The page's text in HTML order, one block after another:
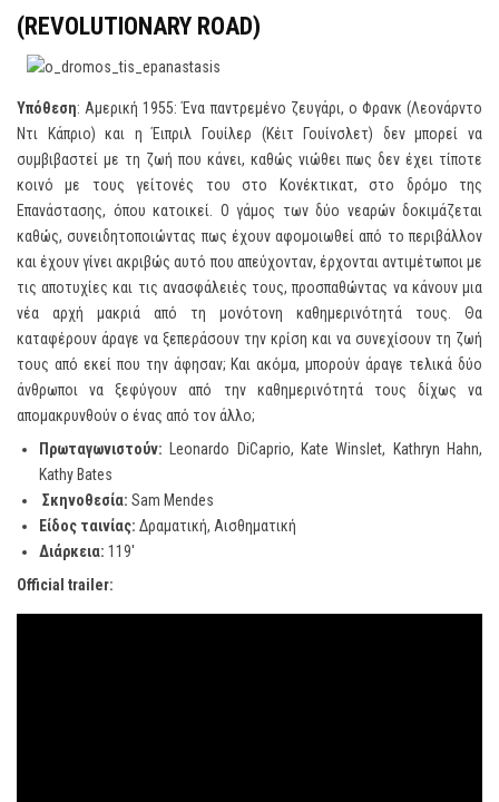
(REVOLUTIONARY ROAD)
Υπόθεση: Αμερική 1955: Ένα παντρεμένο ζευγάρι, ο Φρανκ (Λεονάρντο
Ντι Κάπριο) και η Έιπριλ Γουίλερ (Κέιτ Γουίνσλετ) δεν μπορεί να
συμβιβαστεί με τη ζωή που κάνει, καθώς νιώθει πως δεν έχει τίποτε
κοινό με τους γείτονές του στο Κονέκτικατ, στο δρόμο της
Επανάστασης, όπου κατοικεί. Ο γάμος των δύο νεαρών δοκιμάζεται
καθώς, συνειδητοποιώντας πως έχουν αφομοιωθεί από το περιβάλλον
και έχουν γίνει ακριβώς αυτό που απεύχονταν, έρχονται αντιμέτωποι με
τις αποτυχίες και τις ανασφάλειές τους, προσπαθώντας να κάνουν μια
νέα αρχή μακριά από τη μονότονη καθημερινότητά τους. Θα
καταφέρουν άραγε να ξεπεράσουν την κρίση και να συνεχίσουν τη ζωή
τους από εκεί που την άφησαν; Και ακόμα, μπορούν άραγε τελικά δύο
άνθρωποι να ξεφύγουν από την καθημερινότητά τους δίχως να
απομακρυνθούν ο ένας από τον άλλο;
Πρωταγωνιστούν: Leonardo DiCaprio, Kate Winslet, Kathryn Hahn,
Kathy Bates
Σκηνοθεσία: Sam Mendes
Είδος ταινίας: Δραματική, Αισθηματική
Διάρκεια: 119′
Official trailer: